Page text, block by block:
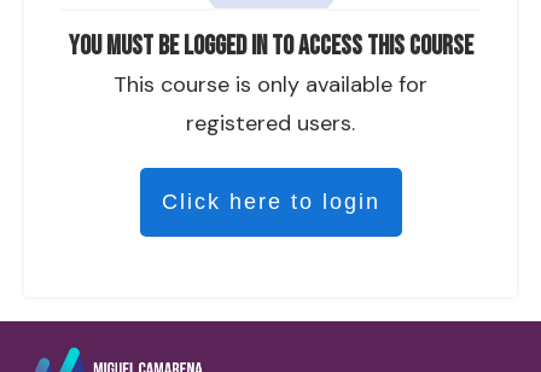
You must be logged in to access this course
This course is only available for
registered users.
Click here to login